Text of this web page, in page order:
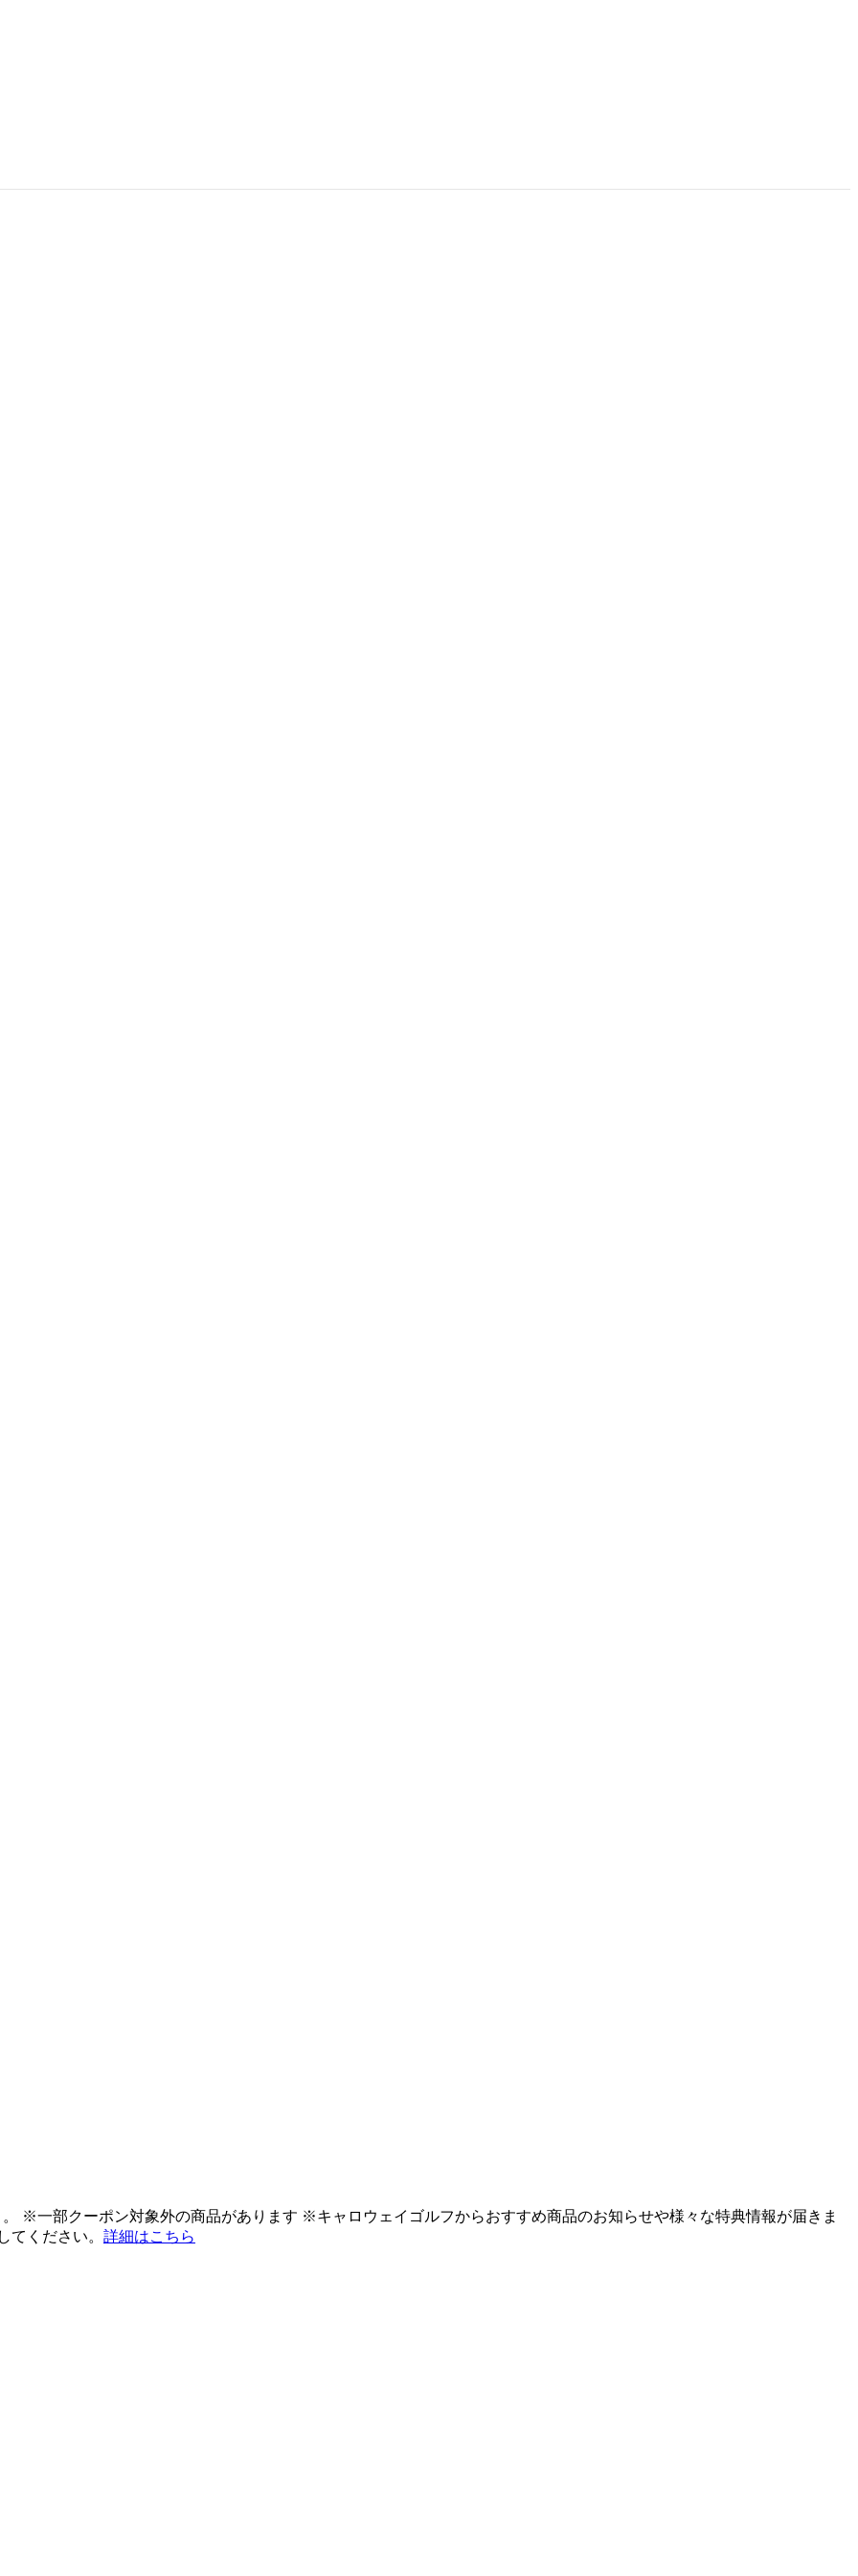
※一部クーポン対象外の商品があります ※キャロウェイゴルフからおすすめ商品のお知らせや様々な特典情報が届きま
てください。 詳細はこちら